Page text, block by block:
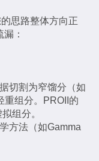
思路整体方向正
：
切割为窄馏分（如
组分。PROII的
组分。
方法（如Gamma